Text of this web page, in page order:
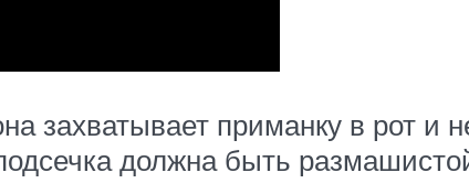
захватывает приманку в рот и
должна быть